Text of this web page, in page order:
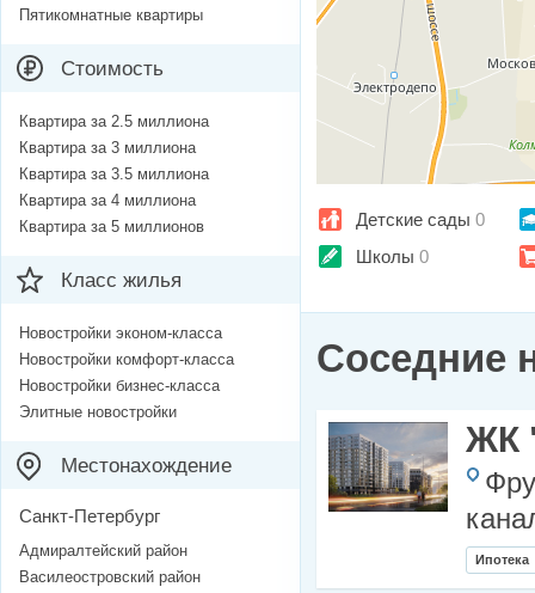
Детские сады 0
Школы 0
Соседние
ЖК
Ипотека
Пятикомнатные квартиры
Стоимость
Квартира за 2.5 миллиона
Квартира за 3 миллиона
Квартира за 3.5 миллиона
Квартира за 4 миллиона
Квартира за 5 миллионов
Класс жилья
Новостройки эконом-класса
Новостройки комфорт-класса
Новостройки бизнес-класса
Элитные новостройки
Местонахождение
Санкт-Петербург
Адмиралтейский район
Василеостровский район